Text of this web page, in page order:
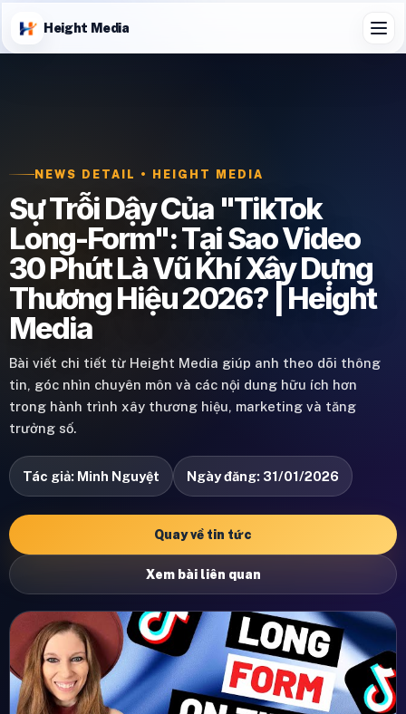
Height Media
NEWS DETAIL • HEIGHT MEDIA
Sự Trỗi Dậy Của "TikTok
Long-Form": Tại Sao Video
30 Phút Là Vũ Khí Xây Dựng
Thương Hiệu 2026? | Height
Media
Bài viết chi tiết từ Height Media giúp anh theo dõi thông
tin, góc nhìn chuyên môn và các nội dung hữu ích hơn
trong hành trình xây thương hiệu, marketing và tăng
trưởng số.
Tác giả: Minh Nguyệt Ngày đăng: 31/01/2026
Quay về tin tức
Xem bài liên quan